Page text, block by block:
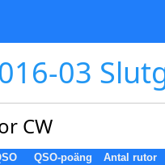
03
CW
QSO-poäng Antal rutor